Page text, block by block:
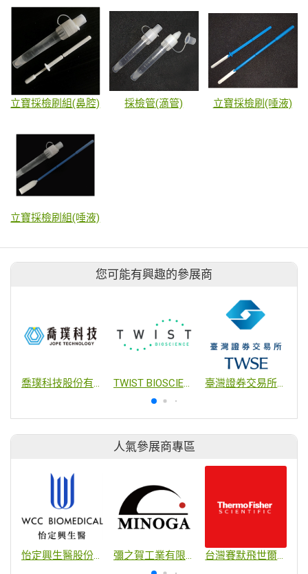
立寶採檢刷組(鼻腔) 採檢管(滴管) 立寶採檢刷(唾液)
立寶採檢刷組(唾液)
您可能有興趣的參展商
喬璞科技股份有限公司 TWIST BIOSCIENCE 臺灣證券交易所股份有限公司
人氣參展商專區